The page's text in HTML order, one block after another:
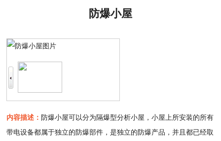
防爆小屋
内容描述： 防爆小屋可以分为隔爆型分析小屋，小屋上所安装的所有
带电设备都属于独立的防爆部件，是独立的防爆产品，并且都已经取